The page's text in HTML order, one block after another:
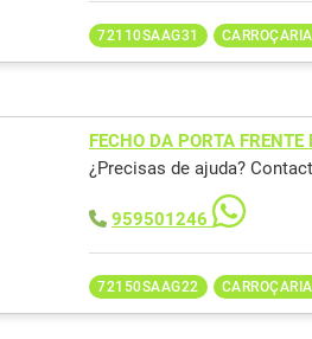
72110SAAG31
FECHO DA PORTA
¿Precisas de ajuda?
959501246
72150SAAG22